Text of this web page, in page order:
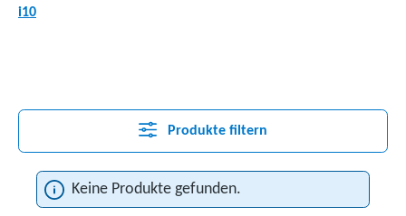
i10
Produkte filtern
Keine Produkte gefunden.